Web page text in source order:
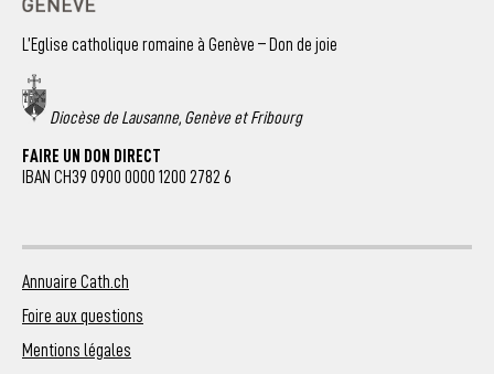
L’Eglise catholique romaine à Genève – Don de joie
Diocèse de Lausanne, Genève et Fribourg
FAIRE UN DON DIRECT
IBAN CH39 0900 0000 1200 2782 6
Annuaire Cath.ch
Foire aux questions
Mentions légales